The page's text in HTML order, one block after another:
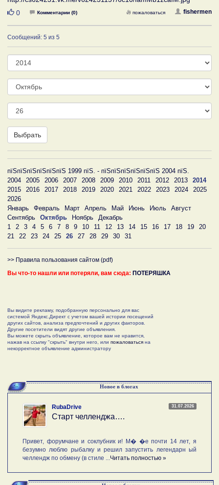
Нравится
0 Комментарии (0) fishermen
пожаловаться
Сообщений: 5 из 5
Год
Месяц
День
Выбрать
пїЅпїЅпїЅпїЅпїЅпїЅ 1999 пїЅ. - пїЅпїЅпїЅпїЅпїЅпїЅ 2004 пїЅ.
2004
2005 2006 2007 2008 2009 2010 2011 2012 2013
2014
2015
2016 2017 2018 2019 2020 2021 2022 2023 2024
2025
2026
Январь
Февраль Март Апрель Май Июнь Июль
Август
Сентябрь
Октябрь Ноябрь
Декабрь
1
2 3 4 5 6 7 8 9 10 11 12 13 14 15 16 17 18 19
20
21
22 23 24 25 26 27 28 29 30 31
>> Правила пользования сайтом (pdf)
Вы что-то нашли или потеряли, вам сюда: ПОТЕРЯШКА
Вы видите рекламу, подобранную персонально для вас
системой Яндекс.Директ с учетом вашей истории посещений
других сайтов, анализа предпочтений и других факторов.
Другие посетители видят другие объявления.
Вы можете скрыть объявление, которое вам не нравится,
нажав на ссылку "скрыть" внутри него, или пожаловаться на
некорректное объявление администратору
Новое в блогах
31.07.2026
RubaDrive
Старт челленджа….
Привет, форумчане и соклубник и! М� �е почти 14 лет, я
безумно люблю рыбалку и решил запустить легендарн ый
челлендж по обмену (в стиле ...Читать полностью »